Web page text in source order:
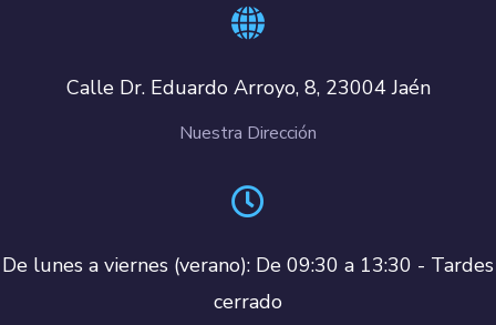
Calle Dr. Eduardo Arroyo, 8, 23004 Jaén
Nuestra Dirección
De lunes a viernes (verano): De 09:30 a 13:30 - Tardes
cerrado